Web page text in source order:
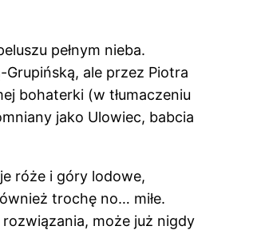
pełnym nieba.
ale przez Piotra
bohaterki (w tłumaczeniu
jako Ulowiec, babcia
róże i góry lodowe,
trochę no… miłe.
może już nigdy